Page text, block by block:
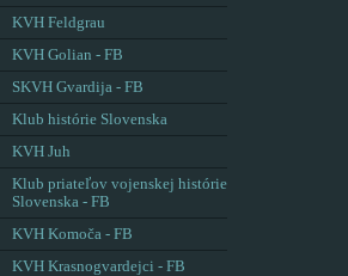
KVH Feldgrau
KVH Golian - FB
SKVH Gvardija - FB
Klub histórie Slovenska
KVH Juh
Klub priateľov vojenskej histórie
Slovenska - FB
KVH Komoča - FB
KVH Krasnogvardejci - FB